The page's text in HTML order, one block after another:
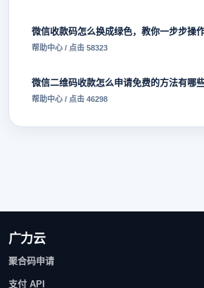
微信收款码怎么换成绿色，教你一步步操
帮助中心 / 点击 58323
微信二维码收款怎么申请免费的方法有哪些
帮助中心 / 点击 46298
广力云
聚合码申请
支付 API